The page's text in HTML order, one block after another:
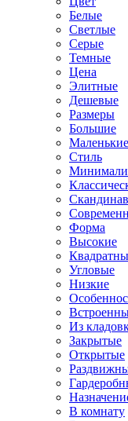
Белые
Светлые
Серые
Темные
Цена
Элитные
Дешевые
Размеры
Большие
Маленькие
Стиль
Форма
Высокие
Угловые
Низкие
Из
Закрытые
Открытые
В комнату